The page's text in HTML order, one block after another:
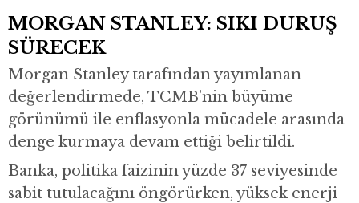
MORGAN STANLEY: SIKI DURUŞ
SÜRECEK
Morgan Stanleytarafından yayımlanan
değerlendirmede, TCMB’nin büyüme
görünümü ile enflasyonla mücadele arasında
denge kurmaya devam ettiği belirtildi.
Banka, politika faizinin yüzde 37 seviyesinde
sabit tutulacağını öngörürken, yüksek enerji